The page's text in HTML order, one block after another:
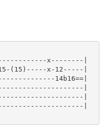
x--------|
(15)-----x-12-----|
14b16==|
|
|
|